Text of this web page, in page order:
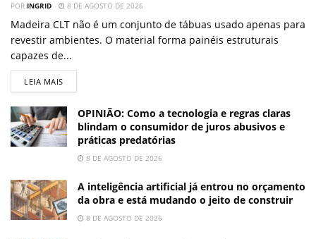
POR INGRID 8 DE AGOSTO DE 2026
Madeira CLT não é um conjunto de tábuas usado apenas para
revestir ambientes. O material forma painéis estruturais
capazes de...
LEIA MAIS
OPINIÃO: Como a tecnologia e regras claras
blindam o consumidor de juros abusivos e
práticas predatórias
8 DE AGOSTO DE 2026
A inteligência artificial já entrou no orçamento
da obra e está mudando o jeito de construir
8 DE AGOSTO DE 2026